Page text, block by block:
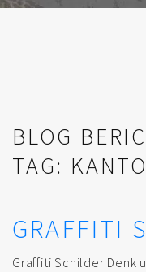
BLOG
TAG:
GRAFFITI
Graffiti Schilder Denk